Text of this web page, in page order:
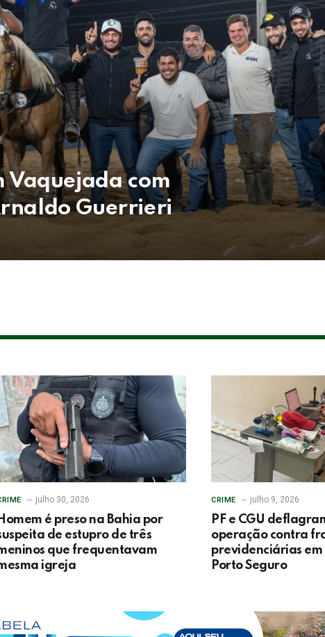
Vaquejada com
Guerrieri
julho 30, 2026
Homem é preso na Bahia por
de estupro de três
que frequentavam
igreja
CRIME julho 9, 2026
PF e CGU
operação contra
previdenciárias em
Porto Seguro